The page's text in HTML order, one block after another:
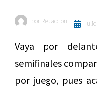
por Redaccion julio
Vaya por
semifinales
por juego, pues